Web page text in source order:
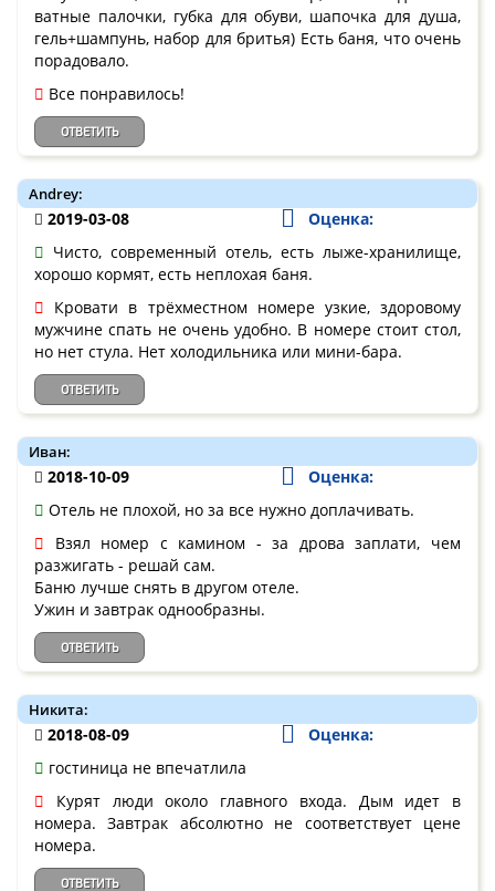
ватные палочки, губка для обуви, шапочка для душа,
гель+шампунь, набор для бритья) Есть баня, что очень
порадовало.
Все понравилось!
ОТВЕТИТЬ
Andrey:
2019-03-08
Оценка:
Чисто, современный отель, есть лыже-хранилище,
хорошо кормят, есть неплохая баня.
Кровати в трёхместном номере узкие, здоровому
мужчине спать не очень удобно. В номере стоит стол,
но нет стула. Нет холодильника или мини-бара.
ОТВЕТИТЬ
Иван:
2018-10-09
Оценка:
Отель не плохой, но за все нужно доплачивать.
Взял номер с камином - за дрова заплати, чем
разжигать - решай сам.
Баню лучше снять в другом отеле.
Ужин и завтрак однообразны.
ОТВЕТИТЬ
Никита:
2018-08-09
Оценка:
гостиница не впечатлила
Курят люди около главного входа. Дым идет в
номера. Завтрак абсолютно не соответствует цене
номера.
ОТВЕТИТЬ